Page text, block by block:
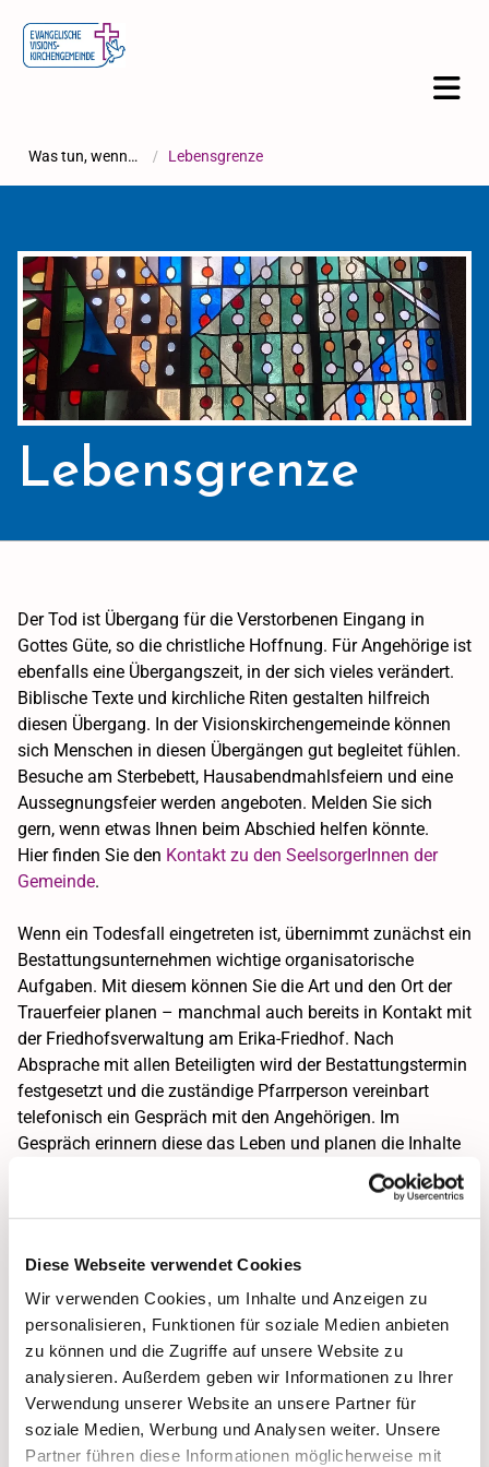
Diese Webseite verwendet Cookies
Wir verwenden Cookies, um Inhalte und Anzeigen zu
personalisieren, Funktionen für soziale Medien anbieten
zu können und die Zugriffe auf unsere Website zu
analysieren. Außerdem geben wir Informationen zu Ihrer
Verwendung unserer Website an unsere Partner für
soziale Medien, Werbung und Analysen weiter. Unsere
Partner führen diese Informationen möglicherweise mit
Was tun, wenn… / Lebensgrenze
Lebensgrenze
Der Tod ist Übergang für die Verstorbenen Eingang in
Gottes Güte, so die christliche Hoffnung. Für Angehörige ist
ebenfalls eine Übergangszeit, in der sich vieles verändert.
Biblische Texte und kirchliche Riten gestalten hilfreich
diesen Übergang. In der Visionskirchengemeinde können
sich Menschen in diesen Übergängen gut begleitet fühlen.
Besuche am Sterbebett, Hausabendmahlsfeiern und eine
Aussegnungsfeier werden angeboten. Melden Sie sich
gern, wenn etwas Ihnen beim Abschied helfen könnte.
Hier finden Sie den Kontakt zu den SeelsorgerInnen der
Gemeinde.
Wenn ein Todesfall eingetreten ist, übernimmt zunächst ein
Bestattungsunternehmen wichtige organisatorische
Aufgaben. Mit diesem können Sie die Art und den Ort der
Trauerfeier planen – manchmal auch bereits in Kontakt mit
der Friedhofsverwaltung am Erika-Friedhof. Nach
Absprache mit allen Beteiligten wird der Bestattungstermin
festgesetzt und die zuständige Pfarrperson vereinbart
telefonisch ein Gespräch mit den Angehörigen. Im
Gespräch erinnern diese das Leben und planen die Inhalte
der Trauerfeier. Etwaige Wünsche der verstorbenen Person
und Wünsche der Angehörigen spielen dabei eine wichtige
Rolle. Das Pfarrteam der Visionskirchengemeinde bezieht
Trauerfeier, Luftballons am Grab oder viel gemeinsame
Stille. Das Signal ist klar: Lassen Sie uns gemeinsam
überlegen, was den Abschied nehmenden Menschen gut
tut. Die Feier begleiten wir, unabhängig davon, welche
Form Sie gewählt haben. Wenn möglich, begleiten wir Sie
auch auf andere Friedhöfe und an andere Trauerorte. Sich
mit Ihnen auf den Weg zu machen, gehört zu unserem
Verständnis.